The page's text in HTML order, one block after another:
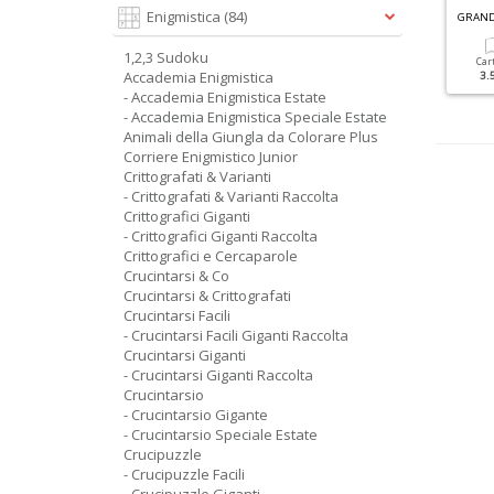
G
RANDI SUDOKU SPECIALE INVERNO N.3
Digitale
1.90 € 3.50 €
Enigmistica (84)
1,2,3 Sudoku
Accademia Enigmistica
- Accademia Enigmistica Estate
- Accademia Enigmistica Speciale Estate
Animali della Giungla da Colorare Plus
Corriere Enigmistico Junior
Crittografati & Varianti
- Crittografati & Varianti Raccolta
Crittografici Giganti
- Crittografici Giganti Raccolta
Crittografici e Cercaparole
Crucintarsi & Co
Crucintarsi & Crittografati
Crucintarsi Facili
- Crucintarsi Facili Giganti Raccolta
Crucintarsi Giganti
- Crucintarsi Giganti Raccolta
Crucintarsio
- Crucintarsio Gigante
- Crucintarsio Speciale Estate
Crucipuzzle
- Crucipuzzle Facili